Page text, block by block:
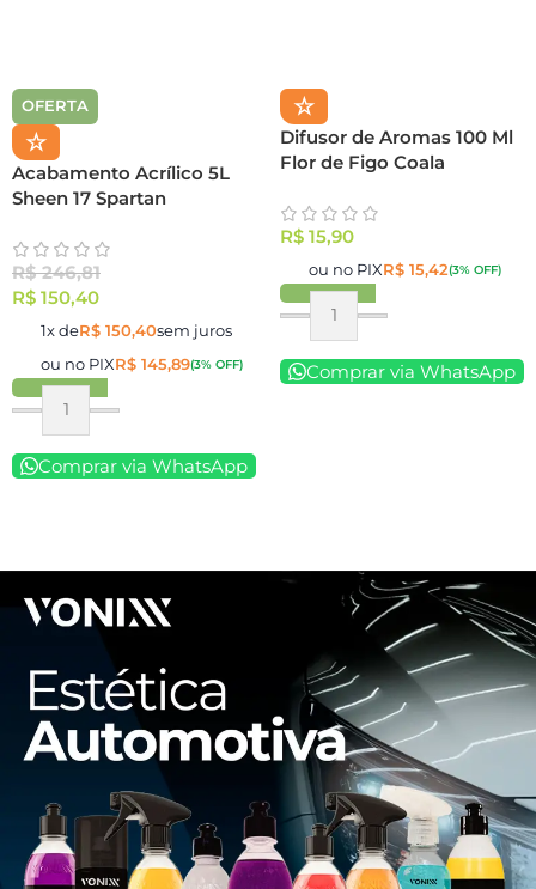
OFERTA
☆
Acabamento Acrílico 5L
Sheen 17 Spartan
R$246,81
R$ 150,40
1x deR$ 150,40sem juros
ou no PIXR$ 145,89(3% OFF)
Comprar via WhatsApp
☆
Difusor de Aromas 100 Ml
Flor de Figo Coala
R$ 15,90
ou no PIXR$ 15,42(3% OFF)
Comprar via WhatsApp